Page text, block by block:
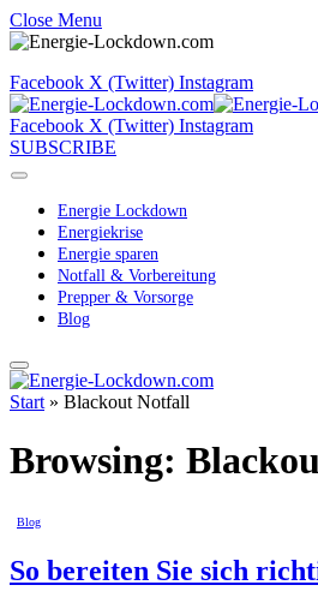
Close Menu
Facebook X (Twitter) Instagram
Facebook X (Twitter) Instagram
SUBSCRIBE
Energie Lockdown
Energiekrise
Energie sparen
Notfall & Vorbereitung
Prepper & Vorsorge
Blog
Start » Blackout Notfall
Browsing:
Blog
So bereiten Sie sich